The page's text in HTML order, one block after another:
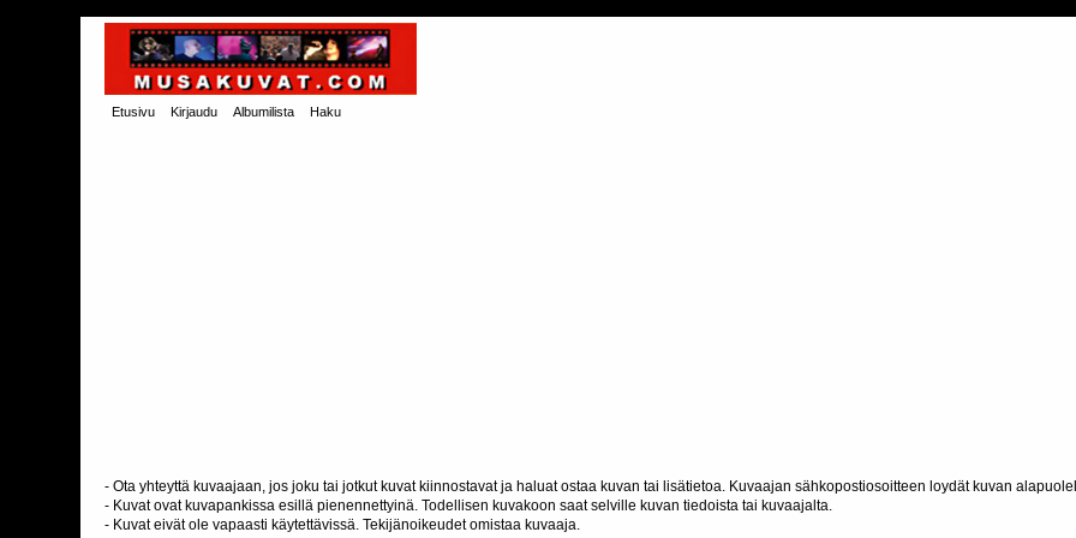
Etusivu Kirjaudu Albumilista Haku
- Ota yhteyttä kuvaajaan, jos joku tai jotkut kuvat kiinnostavat ja haluat ostaa kuvan tai lisätietoa. Kuvaajan sähkopostiosoitteen loydät kuvan
- Kuvat ovat kuvapankissa esillä pienennettyinä. Todellisen kuvakoon saat selville kuvan tiedoista tai kuvaajalta.
- Kuvat eivät ole vapaasti käytettävissä. Tekijänoikeudet omistaa kuvaaja.